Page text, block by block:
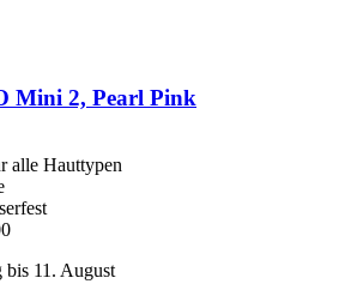
Mini 2, Pearl Pink
alle Hauttypen
bis 11. August